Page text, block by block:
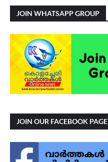
JOIN WHATSAPP GROUP
JOIN OUR FACEBOOK PAGE